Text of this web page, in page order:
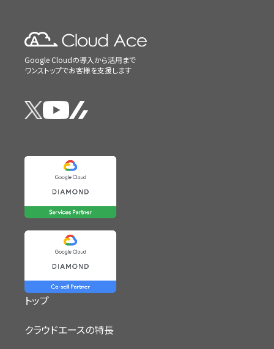
Google Cloudの導入から活用まで
ワンストップでお客様を支援します
トップ
クラウドエースの特長